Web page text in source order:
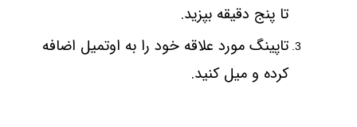
تا پنج دقیقه بپزید.
تاپینگ مورد علاقه خود را به اوتمیل اضافه
کرده و میل کنید.